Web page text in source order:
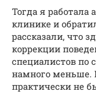
Тогда я работала
клинике и
рассказали, что
коррекции
специалистов по
намного меньше.
практически не